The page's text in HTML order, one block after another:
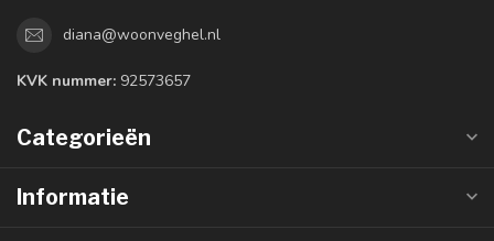
diana@woonveghel.nl
KVK nummer: 92573657
Categorieën
Informatie